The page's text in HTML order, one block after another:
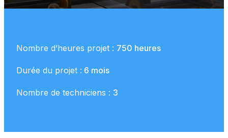
Nombre d’heures projet : 750 heures
Durée du projet : 6 mois
Nombre de techniciens : 3